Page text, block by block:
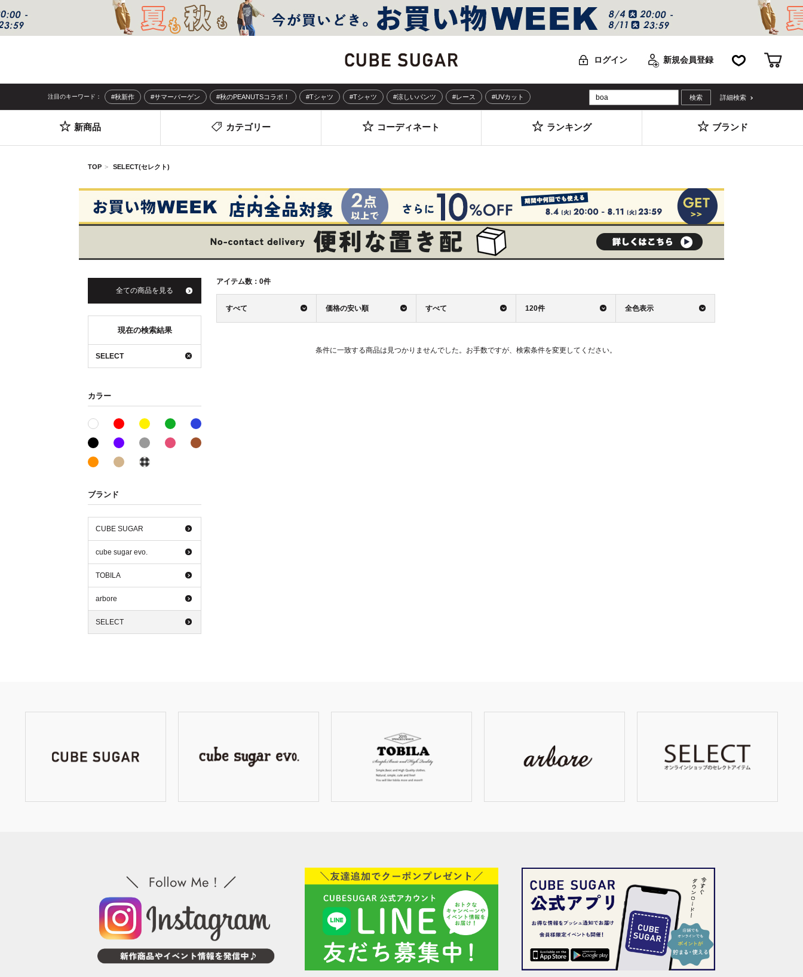
ログイン 新規会員登録 お気に入り
注目のキーワード： #秋新作 #サマーバーゲン #秋のPEANUTSコラボ！ #Tシャツ #Tシャツ #涼しいパンツ #レース #UVカット 詳細検索
新商品 カテゴリー コーディネート ランキング ブランド
TOP SELECT(セレクト)
アイテム数： 0件
すべて 価格の安い順 すべて 120件 全色表示
条件に一致する商品は見つかりませんでした。お手数ですが、検索条件を変更してください。
全ての商品を見る
現在の検索結果
SELECT
カラー
ホワイト系レッド系 イエロー系グリーン系
ブラック系パープル系グレー系 ピンク系
オレンジ系ベージュ系
ブランド
CUBE SUGAR
cube sugar evo.
TOBILA
arbore
SELECT